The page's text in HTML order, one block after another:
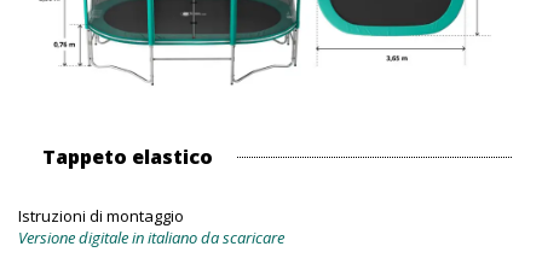
Tappeto elastico
Istruzioni di montaggio
Versione digitale in italiano da scaricare